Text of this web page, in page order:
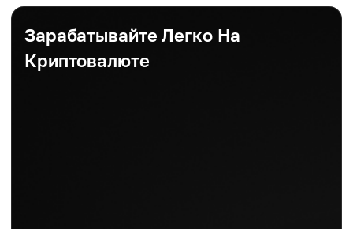
Зарабатывайте Легко На
Криптовалюте